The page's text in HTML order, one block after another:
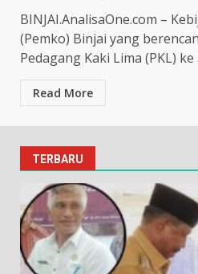
BINJAI.AnalisaOne.com –
(Pemko) Binjai yang
Pedagang Kaki Lima (PKL)
Read More
TERBARU